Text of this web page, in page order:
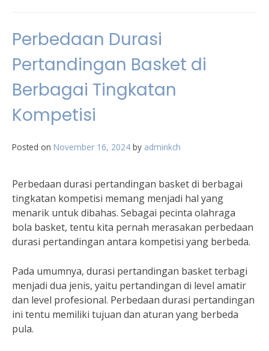
Perbedaan Durasi
Pertandingan Basket di
Berbagai Tingkatan
Kompetisi
Posted on November 16, 2024 by adminkch
Perbedaan durasi pertandingan basket di berbagai
tingkatan kompetisi memang menjadi hal yang
menarik untuk dibahas. Sebagai pecinta olahraga
bola basket, tentu kita pernah merasakan perbedaan
durasi pertandingan antara kompetisi yang berbeda.
Pada umumnya, durasi pertandingan basket terbagi
menjadi dua jenis, yaitu pertandingan di level amatir
dan level profesional. Perbedaan durasi pertandingan
ini tentu memiliki tujuan dan aturan yang berbeda
pula.